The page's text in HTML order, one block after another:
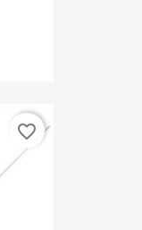
favorite_border